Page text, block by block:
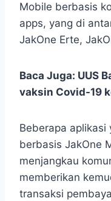
Mobile berbasis
apps, yang di
JakOne Erte,
Baca Juga: UUS
vaksin Covid-19
Beberapa aplikasi
berbasis JakOne
menjangkau
memberikan
transaksi